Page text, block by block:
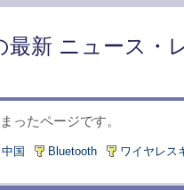
最新 ニュース・
ったページです。
中国 Bluetooth ワイヤレス